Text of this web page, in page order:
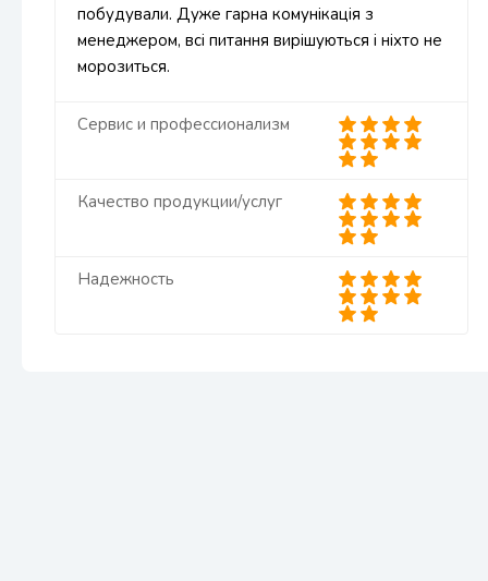
побудували. Дуже гарна комунікація з
менеджером, всі питання вирішуються і ніхто не
морозиться.
Сервис и профессионализм
Качество продукции/услуг
Надежность